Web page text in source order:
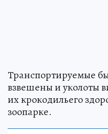
Транспортируемые
взвешены и уколоты
их крокодильего
зоопарке.